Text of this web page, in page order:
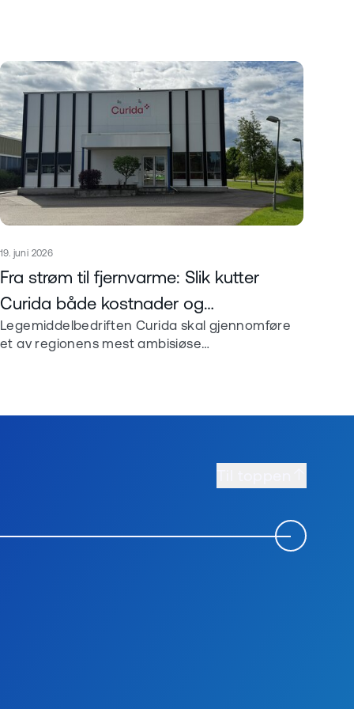
Publisert
19. juni 2026
Les mer om
Fra strøm til fjernvarme: Slik kutter
Curida både kostnader og
klimaavtrykk
Legemiddelbedriften Curida skal gjennomføre
et av regionens mest ambisiøse
halveres.